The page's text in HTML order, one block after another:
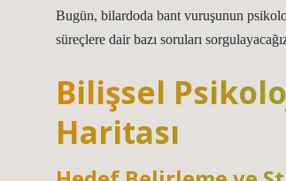
Bugün, bilardoda bant vuruşunun
süreçlere dair bazı soruları
Bilişsel
Haritası